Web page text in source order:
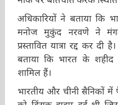
अधिकारी मौके पर बातचीत
में जुटे हैं।
अधिकारियों ने बताया कि
मनोज मुकुंद नरवणे ने
प्रस्तावित यात्रा रद्द कर दी
बताया कि भारत के शहीद
शामिल हैं।